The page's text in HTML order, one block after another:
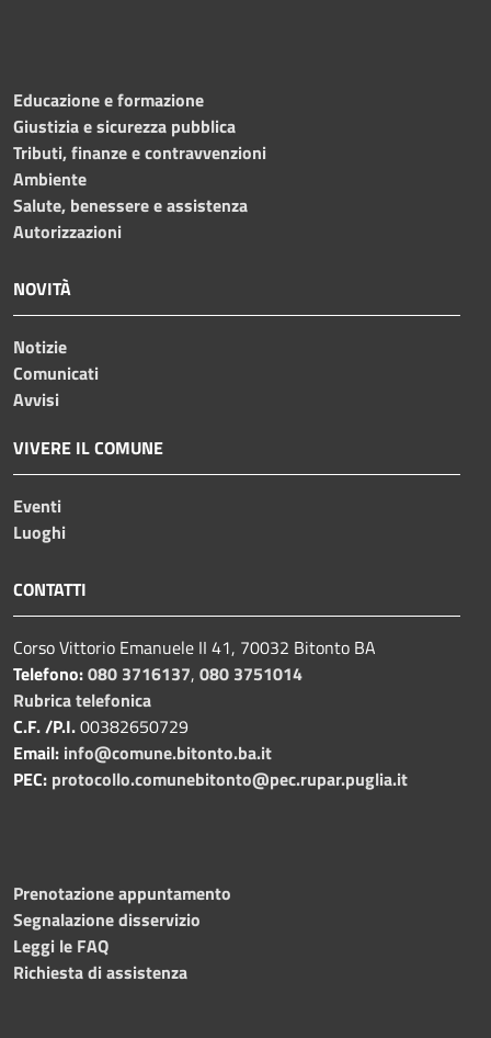
Educazione e formazione
Giustizia e sicurezza pubblica
Tributi, finanze e contravvenzioni
Ambiente
Salute, benessere e assistenza
Autorizzazioni
NOVITÀ
Notizie
Comunicati
Avvisi
VIVERE IL COMUNE
Eventi
Luoghi
CONTATTI
Corso Vittorio Emanuele II 41, 70032 Bitonto BA
Telefono:080 3716137, 080 3751014
Rubrica telefonica
C.F. /P.I.00382650729
Email: info@comune.bitonto.ba.it
PEC: protocollo.comunebitonto@pec.rupar.puglia.it
Prenotazione appuntamento
Segnalazione disservizio
Leggi le FAQ
Richiesta di assistenza